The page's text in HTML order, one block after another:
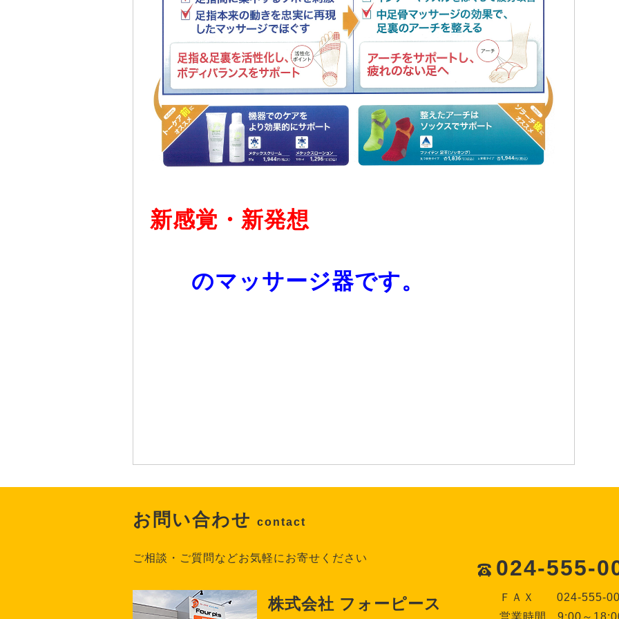
新感覚・新発想
のマッサージ器です。
お問い合わせ contact
ご相談・ご質問などお気軽にお寄せください
株式会社 フォーピース
024-555-
ＦＡＸ
024-555-
営業時間
9:00～